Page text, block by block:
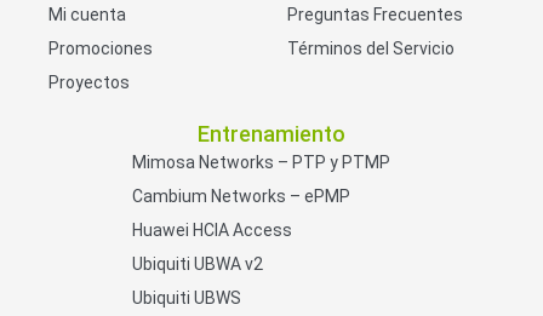
Mi cuenta
Promociones
Proyectos
Preguntas Frecuentes
Términos del Servicio
Entrenamiento
Mimosa Networks – PTP y PTMP
Cambium Networks – ePMP
Huawei HCIA Access
Ubiquiti UBWA v2
Ubiquiti UBWS